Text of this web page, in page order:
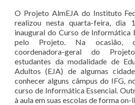
O Projeto AlmEJA do Instituto
realizou nesta quarta-feira, dia
inaugural do Curso de Informática
pelo Projeto. Na ocasião,
coordenadora-geral do
estudantes da modalidade de
Adultos (EJA) de algumas
conhecer alguns câmpus do IFG,
curso de Informática Essencial.
à aula em suas escolas de forma on-